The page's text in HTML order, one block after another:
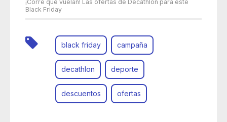
¡Corre que vuelan! Las ofertas de Decathlon para este
Black Friday
black friday campaña
decathlon deporte
descuentos ofertas